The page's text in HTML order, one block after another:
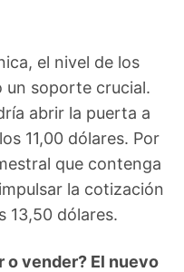
el nivel de los
un soporte crucial.
abrir la puerta a
11,00 dólares. Por
que contenga
la cotización
13,50 dólares.
o vender? El nuevo